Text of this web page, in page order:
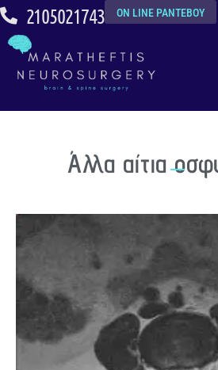
2105021743 ON LINE ΡΑΝΤΕΒΟΥ
Άλλα αίτια